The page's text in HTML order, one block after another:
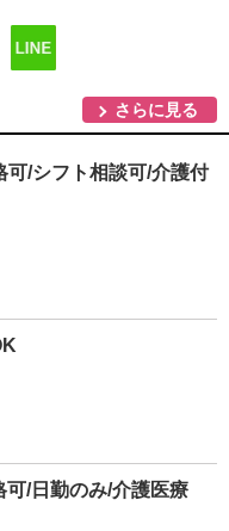
さらに見る
可/シフト相談可/介護付
可/日勤のみ/介護医療